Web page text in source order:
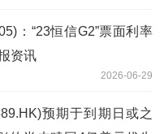
：“23恒信G2”票面利率
资讯
2026-06-29
预期于到期日或之